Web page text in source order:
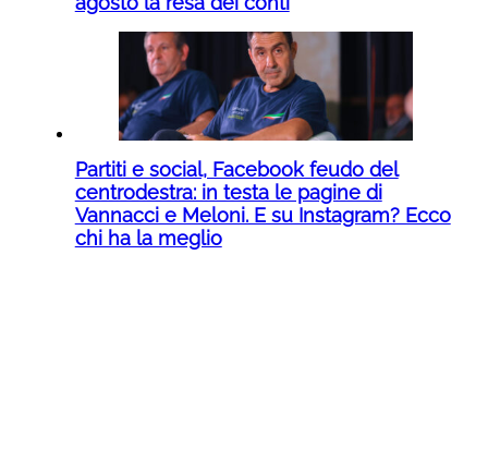
Partiti e social, Facebook feudo del
centrodestra: in testa le pagine di
Vannacci e Meloni. E su Instagram? Ecco
chi ha la meglio